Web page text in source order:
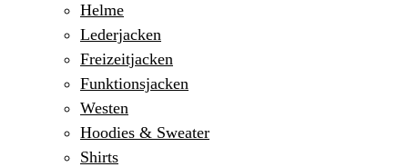
Helme
Lederjacken
Freizeitjacken
Funktionsjacken
Westen
Hoodies & Sweater
Shirts